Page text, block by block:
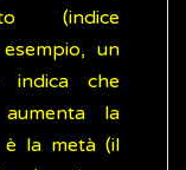
(indice
un
indica che
la
è la metà (il